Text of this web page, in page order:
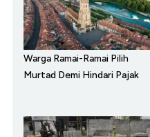
Warga Ramai-Ramai Pilih
Murtad Demi Hindari Pajak